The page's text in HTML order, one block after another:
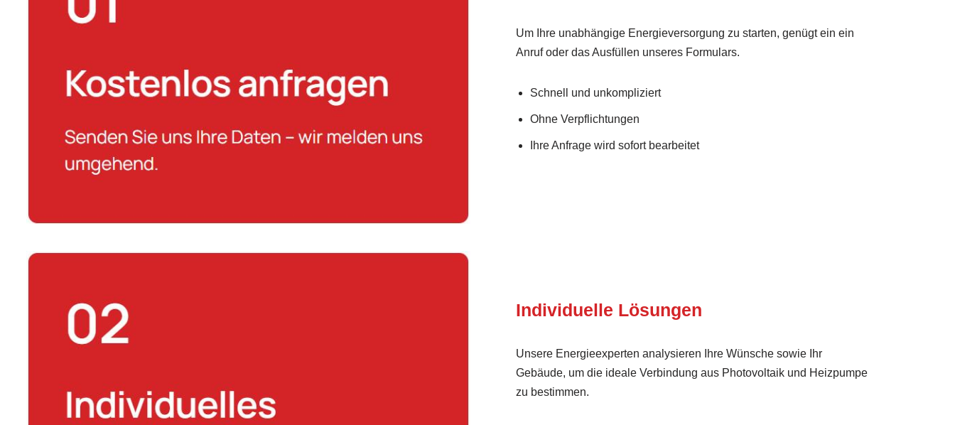
Um Ihre unabhängige Energieversorgung zu starten, genügt ein ein
Anruf oder das Ausfüllen unseres Formulars.
Schnell und unkompliziert
Ohne Verpflichtungen
Ihre Anfrage wird sofort bearbeitet
Individuelle Lösungen
Unsere Energieexperten analysieren Ihre Wünsche sowie Ihr
Gebäude, um die ideale Verbindung aus Photovoltaik und Heizpumpe
zu bestimmen.